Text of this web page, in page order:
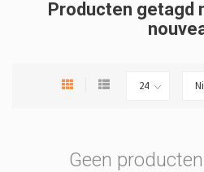
Producten getagd
Geen